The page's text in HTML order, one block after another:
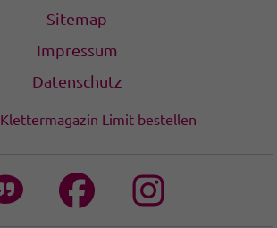
Sitemap
Impressum
Datenschutz
Klettermagazin Limit bestellen